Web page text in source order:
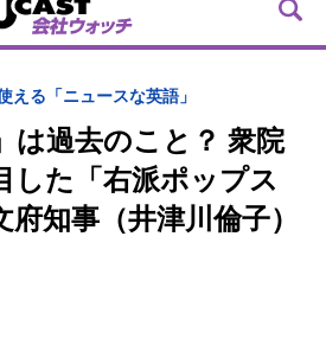
える「ニュースな英語」
は過去のこと？ 衆院
した「右派ポップス
知事（井津川倫子）